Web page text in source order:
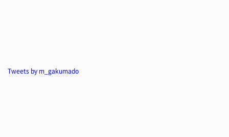
Tweets by m_gakumado